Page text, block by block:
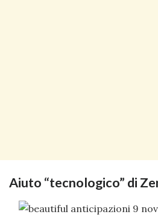
Aiuto “tecnologico” di